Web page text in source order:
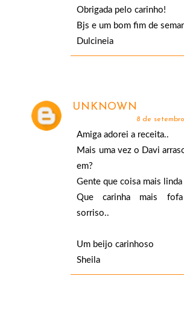
Obrigada pelo carinho!
Bjs e um bom fim de
Dulcineia
UNKNOWN
8 de
Amiga adorei a receita..
Mais uma vez o Davi
em?
Gente que coisa mais
Que carinha mais
sorriso..
Um beijo carinhoso
Sheila